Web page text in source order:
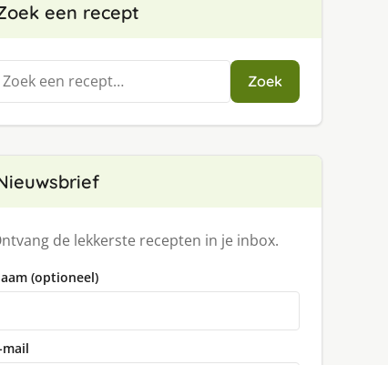
een recept
Zoeken
naar:
Zoek
de lekkerste recepten in je inbox.
(optioneel)
mail